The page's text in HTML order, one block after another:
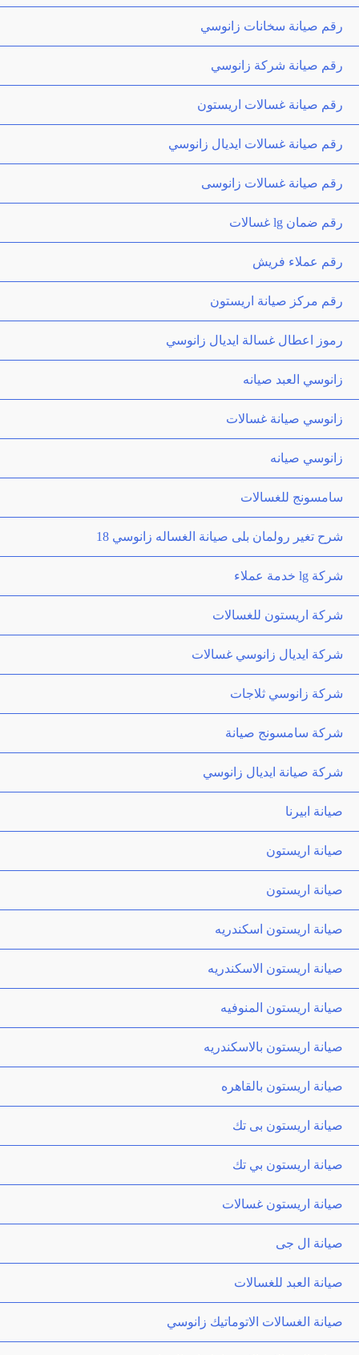
رقم صيانة سخانات زانوسي
رقم صيانة شركة زانوسي
رقم صيانة غسالات اريستون
رقم صيانة غسالات ايديال زانوسي
رقم صيانة غسالات زانوسى
رقم ضمان lg غسالات
رقم عملاء فريش
رقم مركز صيانة اريستون
رموز اعطال غسالة ايديال زانوسي
زانوسي العبد صيانه
زانوسي صيانة غسالات
زانوسي صيانه
سامسونج للغسالات
شرح تغير رولمان بلى صيانة الغساله زانوسي 18
شركة lg خدمة عملاء
شركة اريستون للغسالات
شركة ايديال زانوسي غسالات
شركة زانوسي ثلاجات
شركة سامسونج صيانة
شركة صيانة ايديال زانوسي
صيانة ابيرنا
صيانة اريستون
صيانة اريستون
صيانة اريستون اسكندريه
صيانة اريستون الاسكندريه
صيانة اريستون المنوفيه
صيانة اريستون بالاسكندريه
صيانة اريستون بالقاهره
صيانة اريستون بى تك
صيانة اريستون بي تك
صيانة اريستون غسالات
صيانة ال جى
صيانة العبد للغسالات
صيانة الغسالات الاتوماتيك زانوسي